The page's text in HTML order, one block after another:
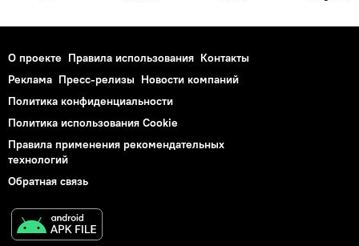
О проекте Правила использования Контакты
Реклама Пресс-релизы Новости компаний
Политика конфиденциальности
Политика использования Cookie
Правила применения рекомендательных
технологий
Обратная связь